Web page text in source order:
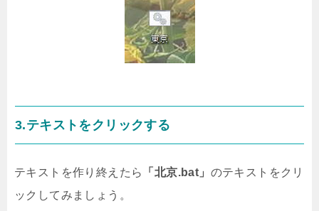
3.テキストをクリックする
テキストを作り終えたら 「北京.bat」 のテキストをクリ
ックしてみましょう。